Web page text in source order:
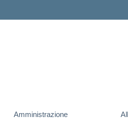
Amministrazione